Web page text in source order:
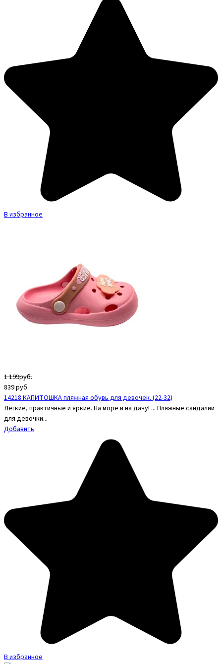
В избранное
1 199руб.
839руб.
14218 КАПИТОШКА пляжная обувь для девочек. (22-32)
Легкие, практичные и яркие. На море и на дачу! ... Пляжные сандалии
для девочки...
Добавить
В избранное